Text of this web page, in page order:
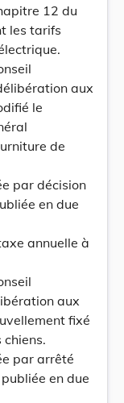
12 du
les tarifs
aux
le
de
par décision
en due
annuelle à
aux
fixé
par arrêté
en due